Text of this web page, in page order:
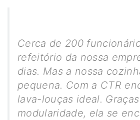
Cerca de 200
refeitório da nossa
dias. Mas a nossa
pequena. Com a CTR
lava-louças ideal.
modularidade, ela se